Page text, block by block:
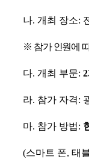
나. 개최 장소:
※ 참가 인원에
다. 개최 부문: 2
라. 참가 자격:
마. 참가 방법:
(스마트 폰, 태